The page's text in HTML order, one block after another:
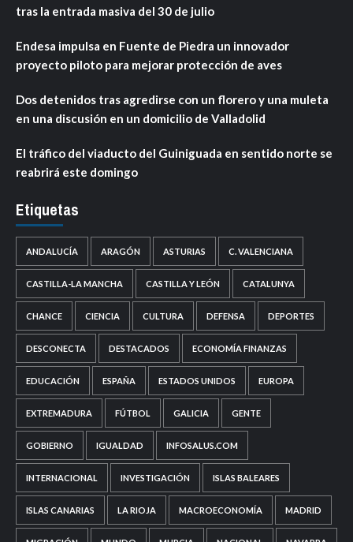
tras la entrada masiva del 30 de julio
Endesa impulsa en Fuente de Piedra un innovador
proyecto piloto para mejorar protección de aves
Dos detenidos tras agredirse con un florero y una muleta
en una discusión en un domicilio de Valladolid
El tráfico del viaducto del Guiniguada en sentido norte se
reabrirá este domingo
Etiquetas
ANDALUCÍA ARAGÓN ASTURIAS C. VALENCIANA
CASTILLA-LA MANCHA CASTILLA Y LEÓN CATALUNYA
CHANCE CIENCIA CULTURA DEFENSA DEPORTES
DESCONECTA DESTACADOS ECONOMÍA FINANZAS
EDUCACIÓN ESPAÑA ESTADOS UNIDOS EUROPA
EXTREMADURA FÚTBOL GALICIA GENTE
GOBIERNO IGUALDAD INFOSALUS.COM
INTERNACIONAL INVESTIGACIÓN ISLAS BALEARES
ISLAS CANARIAS LA RIOJA MACROECONOMÍA MADRID